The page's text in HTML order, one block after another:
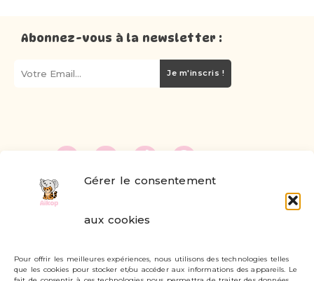
Gérer le consentement
aux cookies
Pour offrir les meilleures expériences, nous utilisons des technologies telles
que les cookies pour stocker et/ou accéder aux informations des appareils. Le
Abonnez-vous à la newsletter :
Je m'inscris !
Livraisons et retours